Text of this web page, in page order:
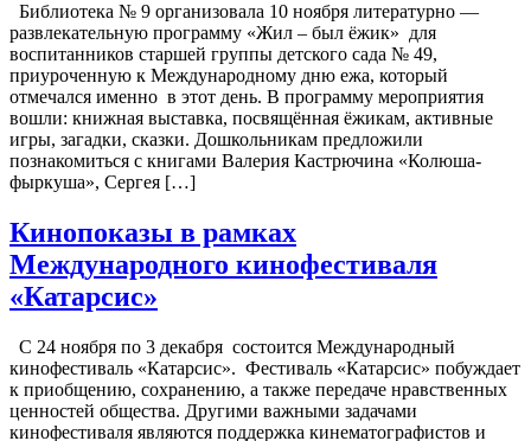
Библиотека № 9 организовала 10 ноября литературно —
развлекательную программу «Жил – был ёжик» для
воспитанников старшей группы детского сада № 49,
приуроченную к Международному дню ежа, который
отмечался именно в этот день. В программу мероприятия
вошли: книжная выставка, посвящённая ёжикам, активные
игры, загадки, сказки. Дошкольникам предложили
познакомиться с книгами Валерия Кастрючина «Колюша-
фыркуша», Сергея […]
Кинопоказы в рамках
Международного кинофестиваля
«Катарсис»
С 24 ноября по 3 декабря состоится Международный
кинофестиваль «Катарсис». Фестиваль «Катарсис» побуждает
к приобщению, сохранению, а также передаче нравственных
ценностей общества. Другими важными задачами
кинофестиваля являются поддержка кинематографистов и